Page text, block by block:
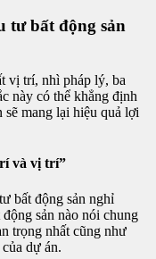
tư bất động sản
vị trí, nhì pháp lý, ba
này có thể khẳng định
mang lại hiệu quả lợi
và vị trí”
bất động sản nghỉ
sản nào nói chung
trọng nhất cũng như
dự án.